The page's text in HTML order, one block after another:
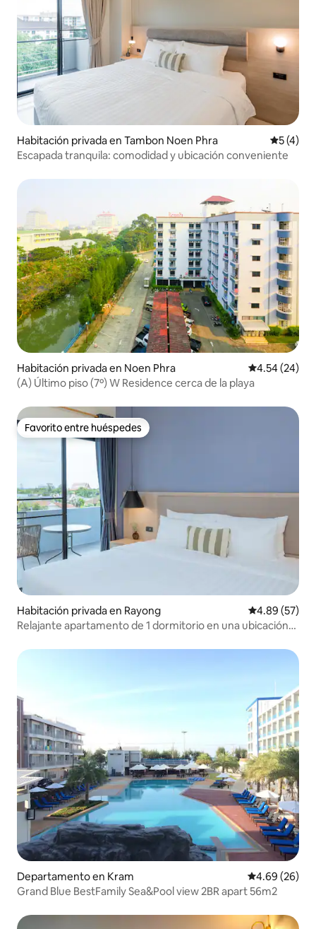
Habitación privada en Tambon Noen Phra
5 (4)
Escapada tranquila: comodidad y ubicación conveniente
Habitación privada en Noen Phra Calificación
4.54 (24)
(A) Último piso (7º) W Residence cerca de la playa
Favorito entre huéspedes
Favorito entre huéspedes
Habitación privada en Rayong Calificación
4.89 (57)
Relajante apartamento de 1 dormitorio en una ubicación
Departamento en Kram Calificación
4.69 (26)
Grand Blue BestFamily Sea&Pool view 2BR apart 56m2